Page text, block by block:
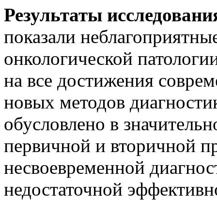
Результаты
показали
онкологической
на все достижения
новых методов
обусловлено в
первичной и вторичной
несвоевременной
недостаточной